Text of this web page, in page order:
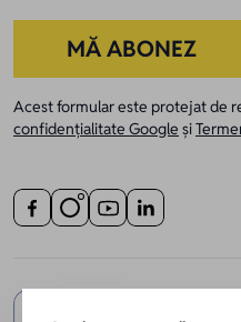
MĂ ABONEZ
Acest formular este protejat de
confidențialitate Google și